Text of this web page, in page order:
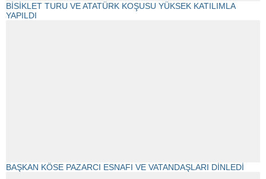
BİSİKLET TURU VE ATATÜRK KOŞUSU YÜKSEK KATILIMLA
YAPILDI
BAŞKAN KÖSE PAZARCI ESNAFI VE VATANDAŞLARI DİNLEDİ